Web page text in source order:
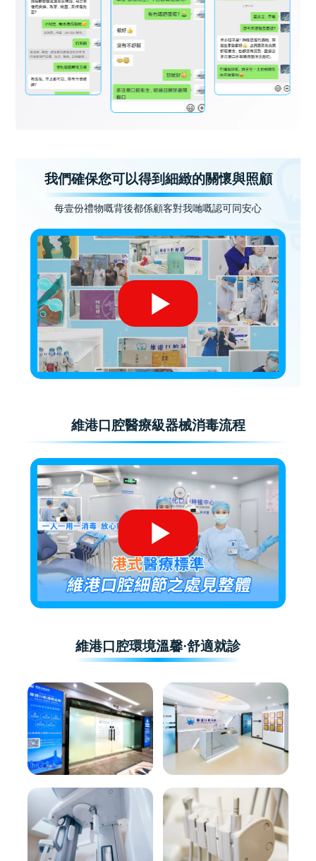
我們確保您可以得到細緻的關懷與照顧
每壹份禮物嘅背後都係顧客對我哋嘅認可同安心
維港口腔醫療級器械消毒流程
維港口腔環境溫馨·舒適就診